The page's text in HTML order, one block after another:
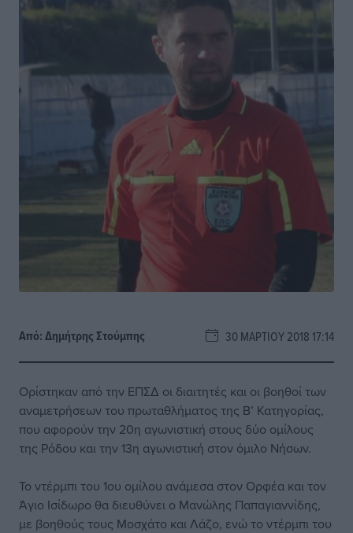
Από:Δημήτρης Στούμπης 30 ΜΑΡΤΊΟΥ 2018 17:14
Ορίστηκαν από την ΕΠΣΔ οι διαιτητές και οι βοηθοί των
αναμετρήσεων του πρωταθλήματος της Β’ Κατηγορίας,
που αφορούν την 20η αγωνιστική στους δύο ομίλους
της Ρόδου και την 13η αγωνιστική στον όμιλο Νήσων.
Το ντέρμπι του 1ου ομίλου ανάμεσα στον Ορφέα και τον
Άγιο Ισίδωρο θα διευθύνει ο Μανώλης Παπαγιαννίδης,
με βοηθούς τους Μοσχάτο και Λάζο, ενώ το ντέρμπι του